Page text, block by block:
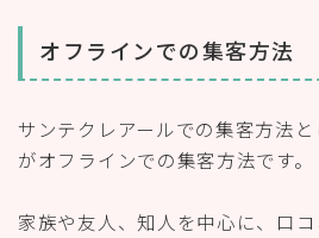
オフラインでの集客方法
サンテクレアールでの集客方法
がオフラインでの集客方法です。
家族や友人、知人を中心に、口